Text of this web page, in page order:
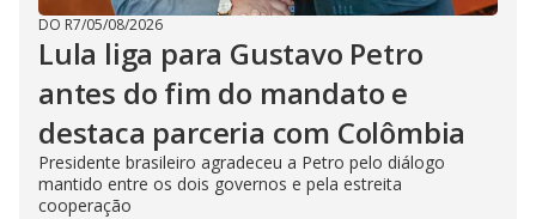
DO R7/05/08/2026
Lula liga para Gustavo Petro
antes do fim do mandato e
destaca parceria com Colômbia
Presidente brasileiro agradeceu a Petro pelo diálogo
mantido entre os dois governos e pela estreita
cooperação